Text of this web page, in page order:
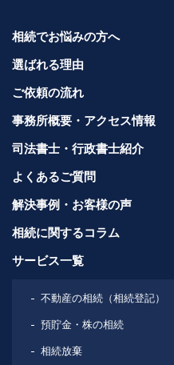
相続でお悩みの方へ
選ばれる理由
ご依頼の流れ
事務所概要・アクセス情報
司法書士・行政書士紹介
よくあるご質問
解決事例・お客様の声
相続に関するコラム
サービス一覧
不動産の相続（相続登記）
預貯金・株の相続
相続放棄